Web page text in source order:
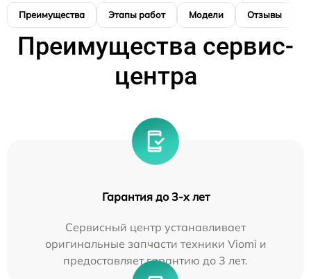
Преимущества Этапы работ Модели Отзывы
Преимущества сервис-
центра
Гарантия до 3-х лет
Сервисный центр устанавливает
оригинальные запчасти техники Viomi и
предоставляет гарантию до 3 лет.